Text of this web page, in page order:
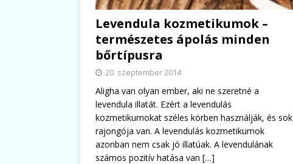
Levendula kozmetikumok –
természetes ápolás minden
bőrtípusra
20. szeptember 2014
Aligha van olyan ember, aki ne szeretné a
levendula illatát. Ezért a levendulás
kozmetikumokat széles körben használják, és sok
rajongója van. A levendulás kozmetikumok
azonban nem csak jó illatúak. A levendulának
számos pozitív hatása van […]